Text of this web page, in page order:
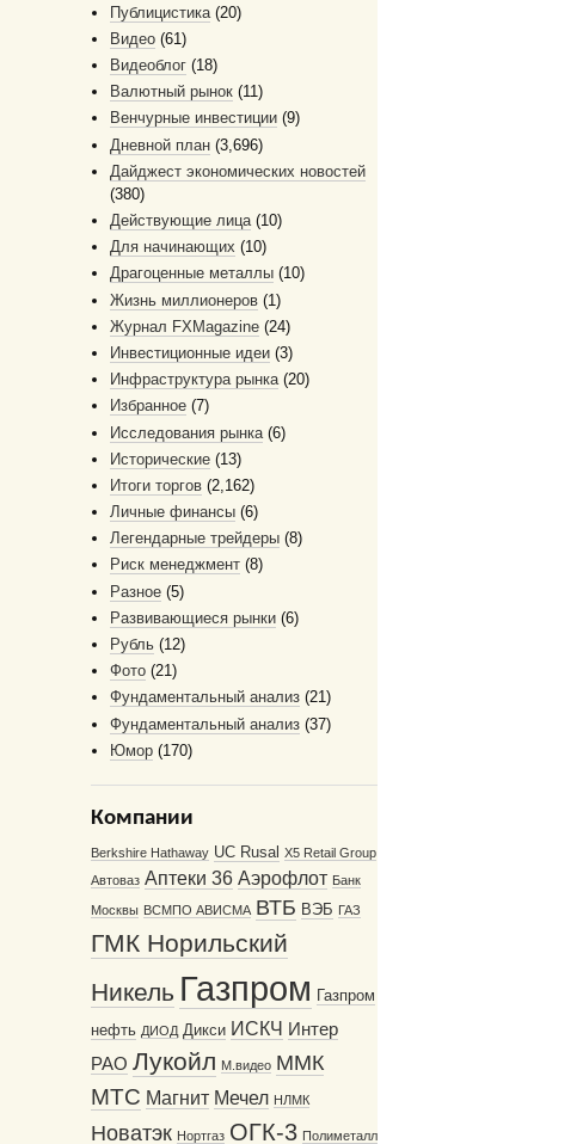
Публицистика (20)
Видео (61)
Видеоблог (18)
Валютный рынок (11)
Венчурные инвестиции (9)
Дневной план (3,696)
Дайджест экономических новостей
(380)
Действующие лица(10)
Для начинающих (10)
Драгоценные металлы (10)
Жизнь миллионеров (1)
Журнал FXMagazine (24)
Инвестиционные идеи (3)
Инфраструктура рынка(20)
Избранное (7)
Исследования рынка (6)
Исторические (13)
Итоги торгов (2,162)
Личные финансы (6)
Легендарные трейдеры (8)
Риск менеджмент (8)
Разное (5)
Развивающиеся рынки (6)
Рубль (12)
Фото (21)
Фундаментальный анализ (21)
Фундаментальный анализ (37)
Юмор (170)
Компании
Berkshire Hathaway UC Rusal X5 Retail Group
Автоваз Аптеки 36 Аэрофлот Банк
Москвы ВСМПО АВИСМА ВТБ ВЭБ ГАЗ
ГМК Норильский
Никель Газпром Газпром
нефть ДИОД Дикси ИСКЧ Интер
РАО Лукойл М.видео ММК
МТС Магнит Мечел НЛМК
Новатэк Нортгаз ОГК-3 Полиметалл